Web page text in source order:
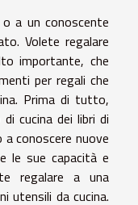
a un conoscente
Volete regalare
importante, che
per regali che
Prima di tutto,
cucina dei libri di
conoscere nuove
le sue capacità e
regalare a una
utensili da cucina.